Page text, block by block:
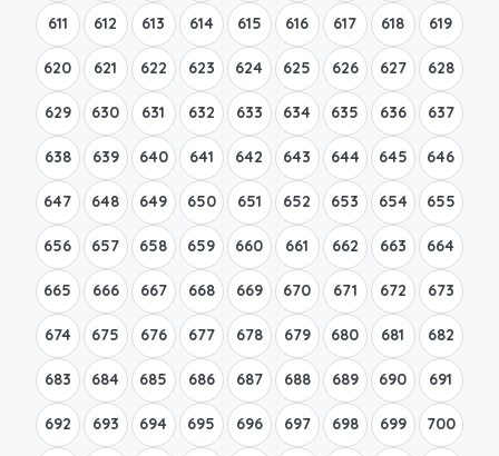
611 612 613 614 615 616 617 618 619
620 621 622 623 624 625 626 627 628
629 630 631 632 633 634 635 636 637
638 639 640 641 642 643 644 645 646
647 648 649 650 651 652 653 654 655
656 657 658 659 660 661 662 663 664
665 666 667 668 669 670 671 672 673
674 675 676 677 678 679 680 681 682
683 684 685 686 687 688 689 690 691
692 693 694 695 696 697 698 699 700